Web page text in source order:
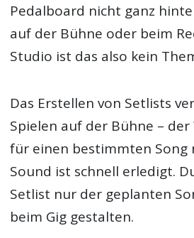
Pedalboard nicht ganz
auf der Bühne oder beim
Studio ist das also kein
Das Erstellen von Setlists
Spielen auf der Bühne –
für einen bestimmten Song
Sound ist schnell erledigt.
Setlist nur der geplanten
beim Gig gestalten.